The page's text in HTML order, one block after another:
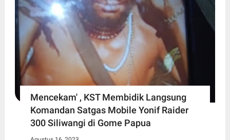
Mencekam' , KST Membidik Langsung
Komandan Satgas Mobile Yonif Raider
300 Siliwangi di Gome Papua